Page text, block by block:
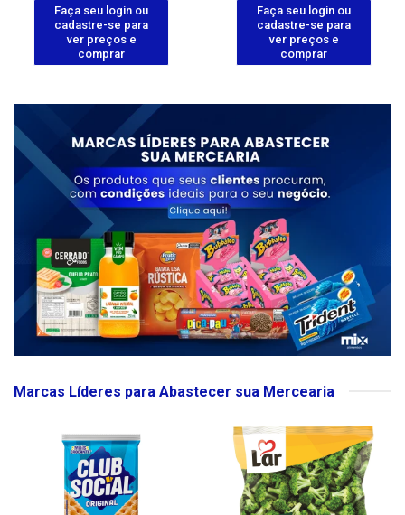
Faça seu login ou
cadastre-se para
ver preços e
comprar
Faça seu login ou
cadastre-se para
ver preços e
comprar
Marcas Líderes para Abastecer sua Mercearia